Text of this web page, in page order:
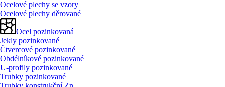
Ocelové plechy se vzory
Ocelové plechy děrované
Ocel pozinkovaná
Jekly pozinkované
Čtvercové pozinkované
Obdélníkové pozinkované
U-profily pozinkované
Trubky pozinkované